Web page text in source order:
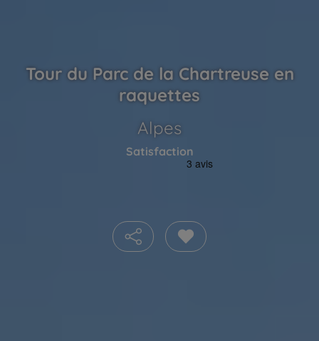
Tour du Parc de la Chartreuse en
raquettes
Alpes
Satisfaction